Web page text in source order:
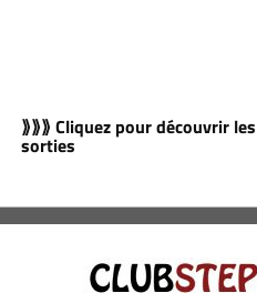
⟫⟫⟫ Cliquez pour découvrir
sorties